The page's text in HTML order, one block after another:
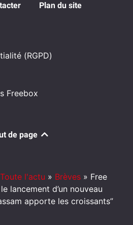
Plan du site
(RGPD)
Freebox
de page
Toute l'actu » Brèves » Free
lancement d’un nouveau
apporte les croissants”